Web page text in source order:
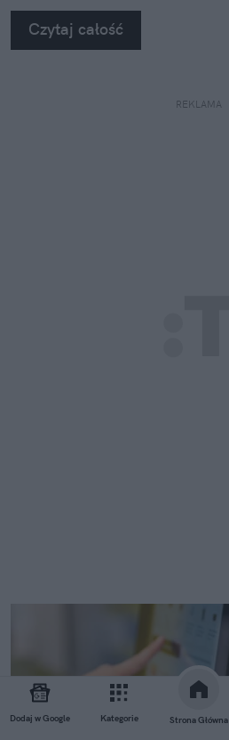
Dodaj w Google Kategorie Strona Główna
Czytaj całość
REKLAMA